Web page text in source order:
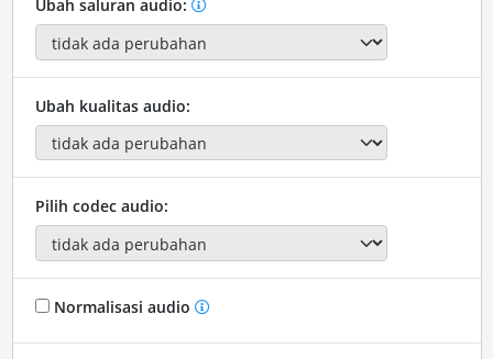
Ubah saluran audio:
Ubah kualitas audio:
Pilih codec audio:
Normalisasi audio